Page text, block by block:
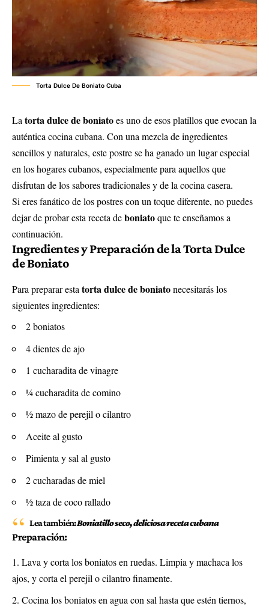
Torta Dulce De Boniato Cuba
La torta dulce de boniatoes uno de esos platillos que evocan la
auténtica cocina cubana. Con una mezcla de ingredientes
sencillos y naturales, este postre se ha ganado un lugar especial
en los hogares cubanos, especialmente para aquellos que
disfrutan de los sabores tradicionales y de la cocina casera.
Si eres fanático de los postres con un toque diferente, no puedes
dejar de probar esta receta deboniatoque te enseñamos a
continuación.
Ingredientes y Preparación de la Torta Dulce
de Boniato
Para preparar esta torta dulce de boniatonecesitarás los
siguientes ingredientes:
2 boniatos
4 dientes de ajo
1 cucharadita de vinagre
¼ cucharadita de comino
½ mazo de perejil o cilantro
Aceite al gusto
Pimienta y sal al gusto
2 cucharadas de miel
½ taza de coco rallado
Lea también: Boniatillo seco, deliciosa receta cubana
Preparación:
Lava y corta los boniatos en ruedas. Limpia y machaca los
ajos, y corta el perejil o cilantro finamente.
Cocina los boniatos en agua con sal hasta que estén tiernos,